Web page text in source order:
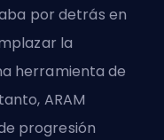
por detrás en
la
herramienta de
ARAM
progresión